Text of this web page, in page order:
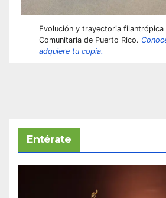
Evolución y trayectoria filantrópica
Comunitaria de Puerto Rico.
adquiere tu copia.
Entérate